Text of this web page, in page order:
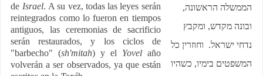
de Israel. A su vez, todas las leyes serán
reintegrados como lo fueron en tiempos
antiguos, las ceremonias de sacrificio
serán restaurados, y los ciclos de
"barbecho" (sh'mitah) y el Yovelaño
volverán a ser observados, ya que están
הממשלה הראשונה,
ובונה מקדש, ומקבץ
נדחי ישראל. וחוזרין כל
המשפטים בימיו, כשהיו